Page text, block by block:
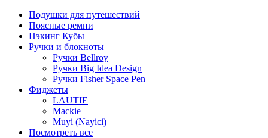
Подушки для путешествий
Поясные ремни
Пэкинг Кубы
Ручки и блокноты
Ручки Bellroy
Ручки Big Idea Design
Ручки Fisher Space Pen
Фиджеты
LAUTIE
Mackie
Muyi (Nayici)
Посмотреть все